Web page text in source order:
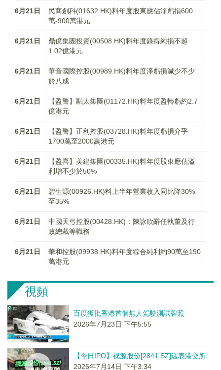
6月21日
民商創科(01632.HK)料年度股東應佔淨虧損600
萬-900萬港元
6月21日
鼎億集團投資(00508.HK)料年度錄得純損不超
1.02億港元
6月21日
華音國際控股(00989.HK)料年度淨虧損減少不少
於八成
6月21日
【盈警】融太集團(01172.HK)料年度盈轉虧約2.7
億港元
6月21日
【盈警】正利控股(03728.HK)料年度虧損介乎
1700萬至2000萬港元
6月21日
【盈喜】美建集團(00335.HK)料年度股東應佔溢
利增不少於50%
6月21日
碧生源(00926.HK)料上半年營業收入同比降30%
至35%
6月21日
中國天弓控股(00428.HK)：陳詠欣辭任執董及行
政總裁等職務
6月21日
華和控股(09938.HK)料年度綜合純利約90萬至190
萬港元
視頻
百度獲批香港首個無人駕駛測試牌照
2026年7月23日 下午5:55
【今日IPO】视源股份[2841.SZ]递表港交所
2026年7月14日 下午3:34